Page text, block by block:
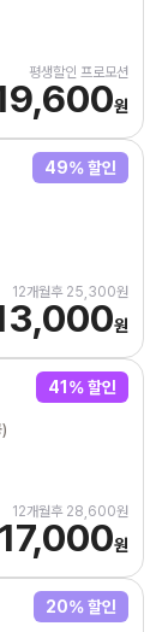
평생할인 프로모션
원
49% 할인
12개월후 25,300원
원
41 % 할인
12개월후 28,600원
17,000원
20% 할인